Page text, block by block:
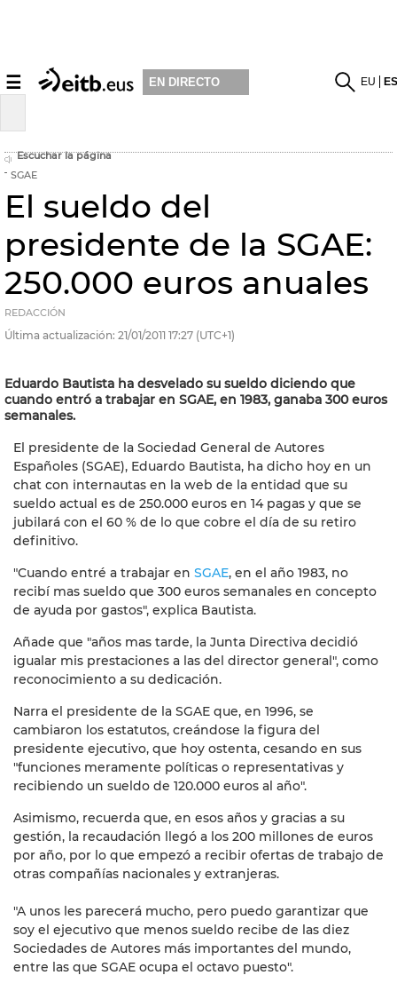
☰ EN DIRECTO EU
Escuchar la página
SGAE
El sueldo del
presidente de la SGAE:
250.000 euros anuales
REDACCIÓN
Última actualización: 21/01/2011 17:27 (UTC+1)
Eduardo Bautista ha desvelado su sueldo diciendo que
cuando entró a trabajar en SGAE, en 1983, ganaba 300 euros
semanales.
El presidente de la Sociedad General de Autores
Españoles (SGAE), Eduardo Bautista, ha dicho hoy en un
chat con internautas en la web de la entidad que su
sueldo actual es de 250.000 euros en 14 pagas y que se
jubilará con el 60 % de lo que cobre el día de su retiro
definitivo.
"Cuando entré a trabajar en SGAE, en el año 1983, no
recibí mas sueldo que 300 euros semanales en concepto
de ayuda por gastos", explica Bautista.
Añade que "años mas tarde, la Junta Directiva decidió
igualar mis prestaciones a las del director general", como
reconocimiento a su dedicación.
Narra el presidente de la SGAE que, en 1996, se
cambiaron los estatutos, creándose la figura del
presidente ejecutivo, que hoy ostenta, cesando en sus
"funciones meramente políticas o representativas y
recibiendo un sueldo de 120.000 euros al año".
Asimismo, recuerda que, en esos años y gracias a su
gestión, la recaudación llegó a los 200 millones de euros
por año, por lo que empezó a recibir ofertas de trabajo de
otras compañías nacionales y extranjeras.
"A unos les parecerá mucho, pero puedo garantizar que
soy el ejecutivo que menos sueldo recibe de las diez
Sociedades de Autores más importantes del mundo,
entre las que SGAE ocupa el octavo puesto".